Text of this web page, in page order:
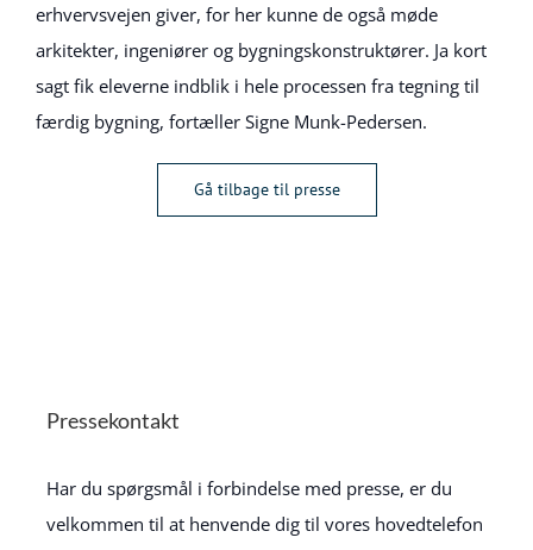
erhvervsvejen giver, for her kunne de også møde
arkitekter, ingeniører og bygningskonstruktører. Ja kort
sagt fik eleverne indblik i hele processen fra tegning til
færdig bygning, fortæller Signe Munk-Pedersen.
Gå tilbage til presse
Pressekontakt
Har du spørgsmål i forbindelse med presse, er du
velkommen til at henvende dig til vores hovedtelefon